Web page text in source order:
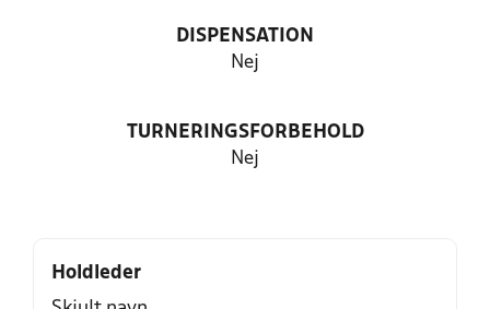
DISPENSATION
Nej
TURNERINGSFORBEHOLD
Nej
Holdleder